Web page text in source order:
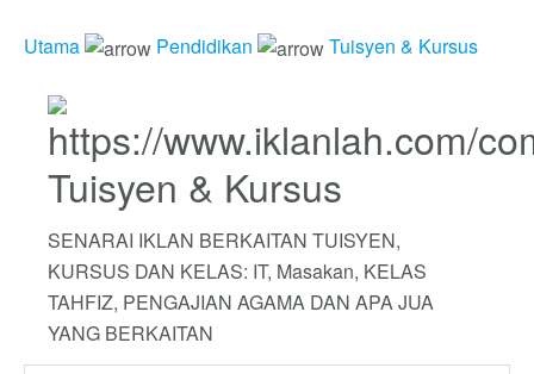
Utama Pendidikan Tuisyen & Kursus
Tuisyen & Kursus
SENARAI IKLAN BERKAITAN TUISYEN,
KURSUS DAN KELAS: IT, Masakan, KELAS
TAHFIZ, PENGAJIAN AGAMA DAN APA JUA
YANG BERKAITAN